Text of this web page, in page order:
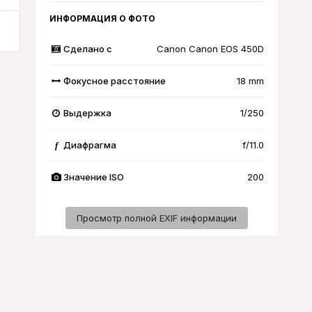
ИНФОРМАЦИЯ О ФОТО
Сделано с Canon Canon EOS 450D
Фокусное расстояние 18 mm
Выдержка 1/250
f Диафрагма f/11.0
Значение ISO 200
Просмотр полной EXIF информации